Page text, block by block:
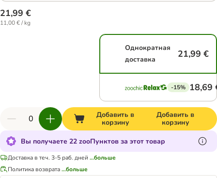
21,99 €
11,00 € / kg
Однократная
доставка
21,99 €
-15% 18,69
Добавить в
корзину
Добавить в
корзину
Вы получаете 22 zooПунктов за этот товар
Доставка в теч. 3-5 раб. дней ...больше
Политика возврата...больше